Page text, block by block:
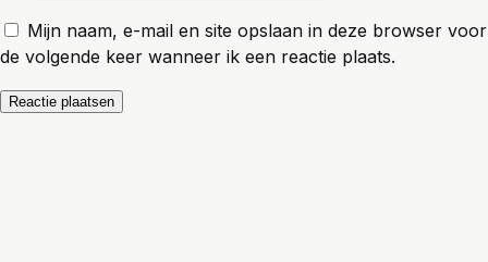
Mijn naam, e-mail en site opslaan in deze browser voor
de volgende keer wanneer ik een reactie plaats.